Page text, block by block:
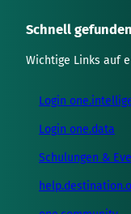
Schnell gefunden
Wichtige Links auf
Login
Login one.data
Schulungen &